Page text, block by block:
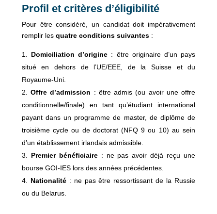
Profil et critères d’éligibilité
Pour être considéré, un candidat doit impérativement
remplir les quatre conditions suivantes:
Domiciliation d’origine : être originaire d’un pays
situé en dehors de l’UE/EEE, de la Suisse et du
Royaume-Uni.
Offre d’admission : être admis (ou avoir une offre
conditionnelle/finale) en tant qu’étudiant international
payant dans un programme de master, de diplôme de
troisième cycle ou de doctorat (NFQ 9 ou 10) au sein
d’un établissement irlandais admissible.
Premier bénéficiaire: ne pas avoir déjà reçu une
bourse GOI-IES lors des années précédentes.
Nationalité: ne pas être ressortissant de la Russie
ou du Belarus.